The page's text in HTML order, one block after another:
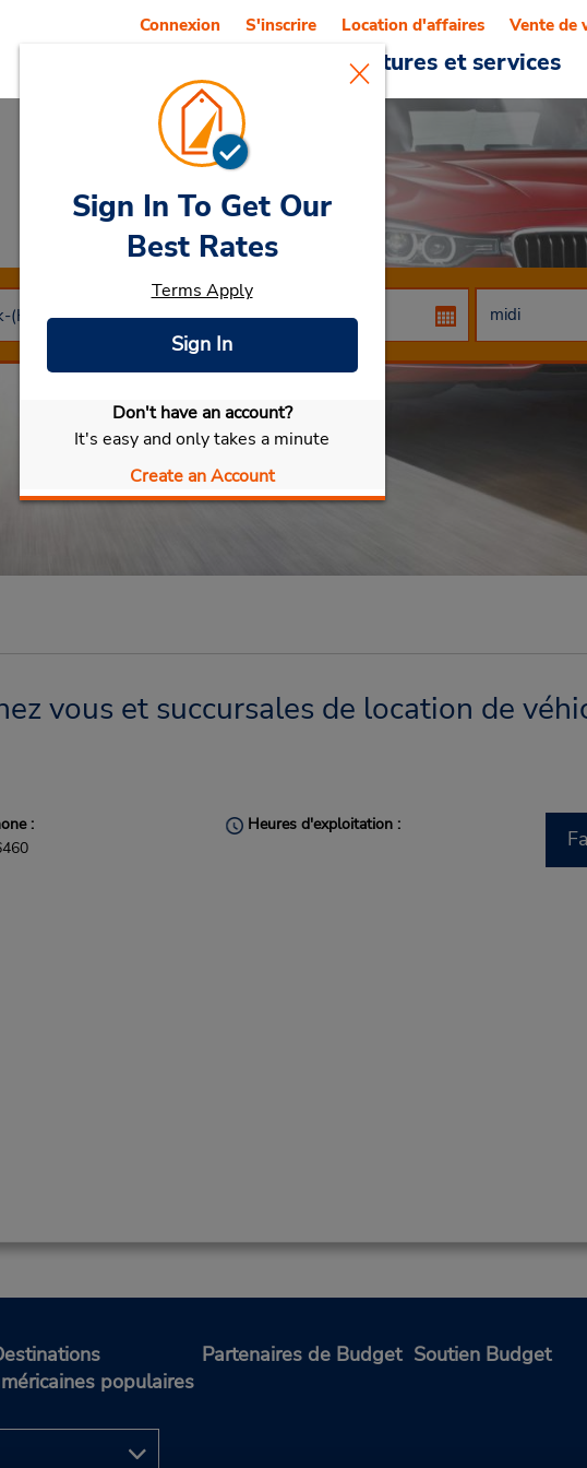
Voitures et services
Connexion S'inscrire Location d'affaires Vente de
Car RentalKoege
Sélectionner ma voiture
Sign In To Get Our
Best Rates
Terms Apply
Sign In
Don't have an account?
It's easy and only takes a minute
Create an Account
vous et succursales de location de
:
Heures d'exploitation :
populaires
Partenaires de Budget Soutien Budget